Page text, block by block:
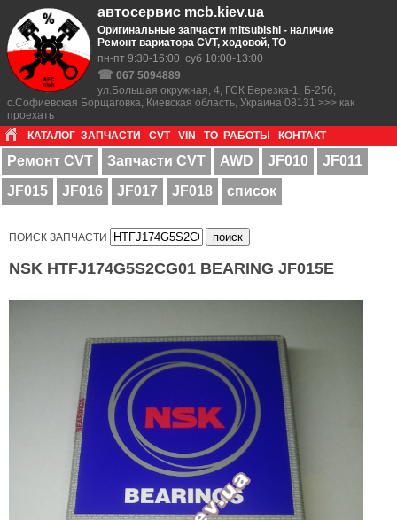
автосервис mcb.kiev.ua
Оригинальные запчасти mitsubishi - наличие
Ремонт вариатора CVT, ходовой, ТО
пн-пт 9:30-16:00 суб 10:00-13:00
☎ 067 5094889
ул.Большая окружная, 4, ГСК Березка-1, Б-256,
с.Софиевская Борщаговка, Киевская область, Украина 08131 >>> как
проехать
КАТАЛОГ ЗАПЧАСТИ CVT VIN ТО РАБОТЫ КОНТАКТ
Ремонт CVT Запчасти CVT AWD JF010
JF011
JF015
JF016 JF017 JF018 список
ПОИСК ЗАПЧАСТИ
NSK HTFJ174G5S2CG01 BEARING JF015E